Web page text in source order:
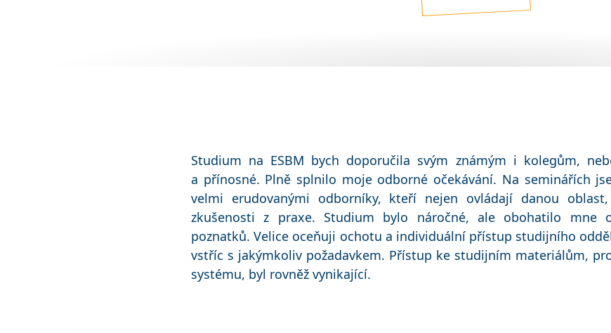
Studium na ESBM bych doporučila svým známým i kolegům,
a přínosné. Plně splnilo moje odborné očekávání. Na seminářích
velmi erudovanými odborníky, kteří nejen ovládají danou
zkušenosti z praxe. Studium bylo náročné, ale obohatilo mne
poznatků. Velice oceňuji ochotu a individuální přístup studijního
vstříc s jakýmkoliv požadavkem. Přístup ke studijním materiálům,
systému, byl rovněž vynikající.